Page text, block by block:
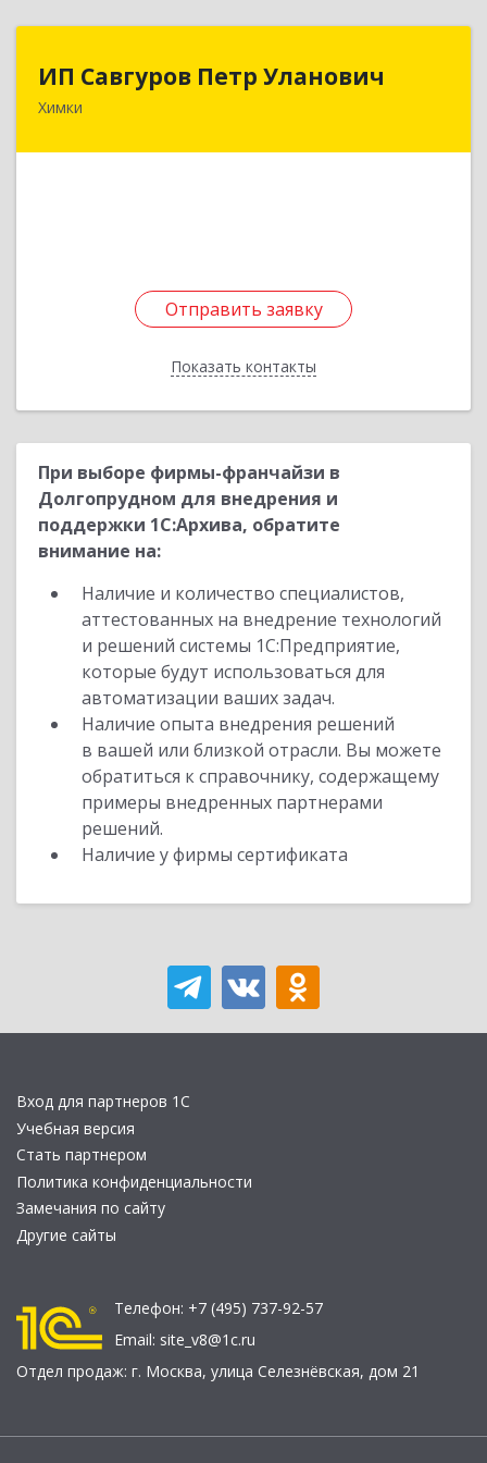
ИП Савгуров Петр Уланович
Химки
Отправить заявку
Показать контакты
141407, Московская обл, Химки г, Молодежная
Отправить заявку
Назад
При выборе фирмы-франчайзи в
Долгопрудном для внедрения и
поддержки 1С:Архива, обратите
внимание на:
Наличие и количество специалистов,
аттестованных на внедрение технологий
и решений системы 1С:Предприятие,
которые будут использоваться для
автоматизации ваших задач.
Наличие опыта внедрения решений
в вашей или близкой отрасли. Вы можете
обратиться к справочнику, содержащему
примеры внедренных партнерами
решений.
Наличие у фирмы сертификата
Вход для партнеров 1С
Учебная версия
Стать партнером
Политика конфиденциальности
Замечания по сайту
Другие сайты
Телефон: +7 (495) 737-92-57
Email: site_v8@1c.ru
Отдел продаж: г. Москва, улица Селезнёвская, дом 21